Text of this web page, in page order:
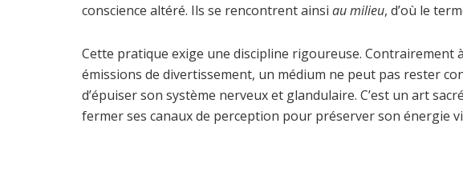
conscience altéré. Ils se rencontrent ainsi au milieu, d’où le
Cette pratique exige une discipline rigoureuse. Contrairement
émissions de divertissement, un médium ne peut pas rester
d’épuiser son système nerveux et glandulaire. C’est un art
fermer ses canaux de perception pour préserver son énergie